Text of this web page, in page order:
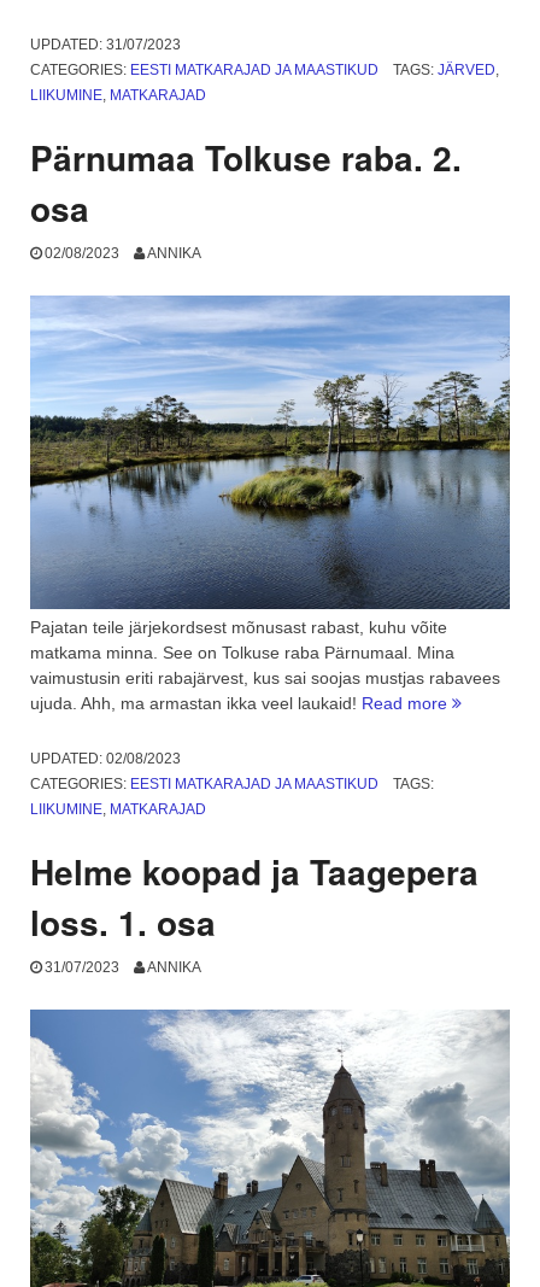
3.
UPDATED: 31/07/2023
CATEGORIES: EESTI MATKARAJAD JA MAASTIKUD TAGS: JÄRVED
LIIKUMINE MATKARAJAD
Pärnumaa Tolkuse raba. 2.
osa
02/08/2023 ANNIKA
Pajatan teile järjekordsest mõnusast rabast, kuhu võite
matkama minna. See on Tolkuse raba Pärnumaal. Mina
vaimustusin eriti rabajärvest, kus sai soojas mustjas rabavees
ujuda. Ahh, ma armastan ikka veel laukaid! Read more “Pärnumaa
UPDATED: 02/08/2023
CATEGORIES: EESTI MATKARAJAD JA MAASTIKUD
TAGS:
LIIKUMINE, MATKARAJAD
Helme koopad ja Taagepera
loss. 1. osa
31/07/2023 ANNIKA